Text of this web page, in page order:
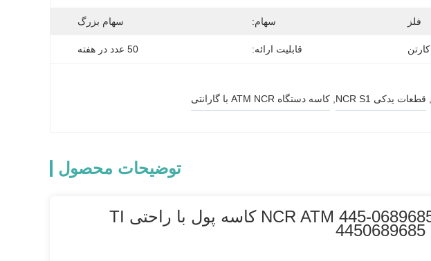
فلز سهام: سهام بزرگ
کارتن قابلیت ارائه: 50 عدد در هفته
قطعات یدکی NCR S1 , کاسه دستگاه ATM NCR با گارانتی
توضیحات محصول
قطعات اصلی دستگاه NCR ATM 445-0689685 NCR S1 کاسه پول با راحتی TI
4450689685